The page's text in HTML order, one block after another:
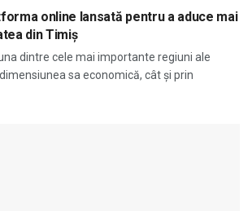
online lansată pentru a aduce mai
din Timiș
dintre cele mai importante regiuni ale
sa economică, cât și prin